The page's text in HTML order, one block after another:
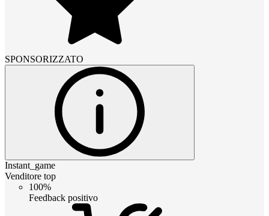
SPONSORIZZATO
Instant_game
Venditore top
100%
Feedback positivo